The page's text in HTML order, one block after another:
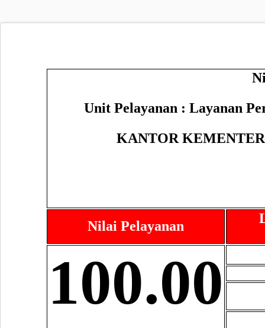
Unit Pelayanan : Layanan
KANTOR
Nilai Pelayanan
100.00